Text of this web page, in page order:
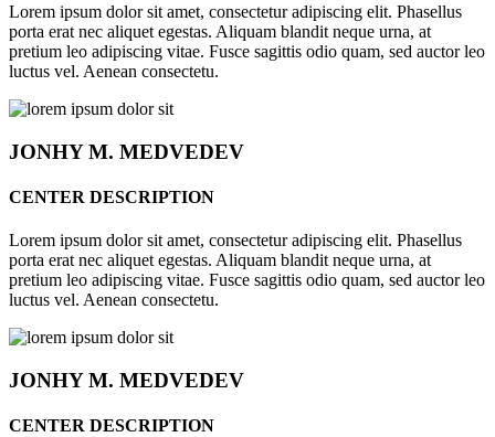
Lorem ipsum dolor sit amet, consectetur adipiscing elit. Phasellus
porta erat nec aliquet egestas. Aliquam blandit neque urna, at
pretium leo adipiscing vitae. Fusce sagittis odio quam, sed auctor leo
luctus vel. Aenean consectetu.
JONHYM. MEDVEDEV
CENTER DESCRIPTION
Lorem ipsum dolor sit amet, consectetur adipiscing elit. Phasellus
porta erat nec aliquet egestas. Aliquam blandit neque urna, at
pretium leo adipiscing vitae. Fusce sagittis odio quam, sed auctor leo
luctus vel. Aenean consectetu.
JONHYM. MEDVEDEV
CENTER DESCRIPTION